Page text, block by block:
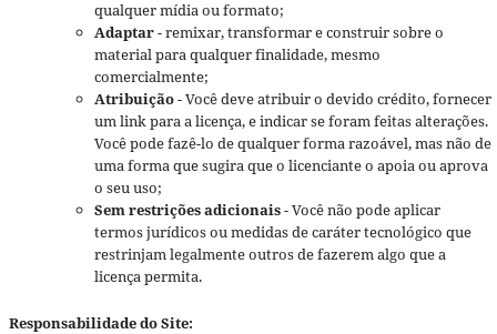
qualquer mídia ou formato;
Adaptar- remixar, transformar e construir sobre o
material para qualquer finalidade, mesmo
comercialmente;
Atribuição- Você deve atribuir o devido crédito, fornecer
um link para a licença, e indicar se foram feitas alterações.
Você pode fazê-lo de qualquer forma razoável, mas não de
uma forma que sugira que o licenciante o apoia ou aprova
o seu uso;
Sem restrições adicionais- Você não pode aplicar
termos jurídicos ou medidas de caráter tecnológico que
restrinjam legalmente outros de fazerem algo que a
licença permita.
Responsabilidade do Site: